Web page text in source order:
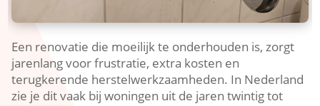
Een renovatie die moeilijk te onderhouden is, zorgt
jarenlang voor frustratie, extra kosten en
terugkerende herstelwerkzaamheden.​ In Nederland
zie je dit vaak bij woningen uit de jaren twintig tot